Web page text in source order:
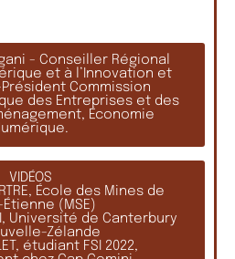
- Conseiller Régional
et à l’Innovation et
Commission
des Entreprises et des
Économie
VIDÉOS
École des Mines de
(MSE)
Université de Canterbury
Zélande
étudiant FSI 2022,